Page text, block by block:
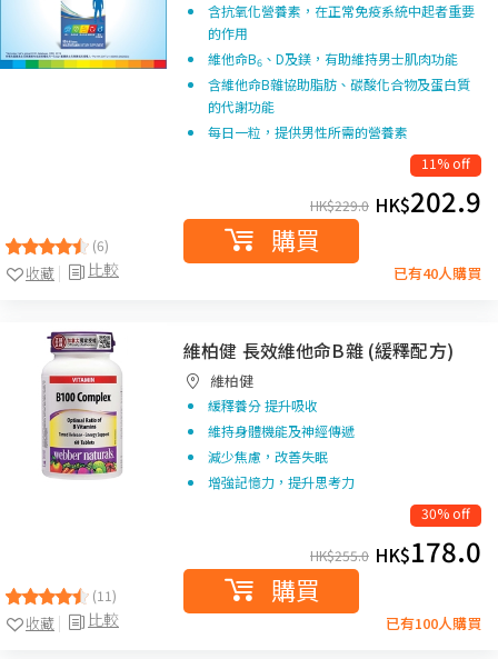
(6)
比較
收藏
含抗氧化營養素，在正常免疫系統中起者重要
的作用
維他命B6 、D及鎂，有助維持男士肌肉功能
含維他命B雜協助脂肪、碳酸化合物及蛋白質
的代謝功能
每日一粒，提供男性所需的營養素
11% off
HK$229.0 HK$202.9
購買
已有40人購買
(11)
比較
收藏
維柏健 長效維他命B雜 (緩釋配方)
維柏健
緩釋養分 提升吸收
維持身體機能及神經傳遞
減少焦慮，改善失眠
增強記憶力，提升思考力
30% off
HK$255.0 HK$178.0
購買
已有100人購買